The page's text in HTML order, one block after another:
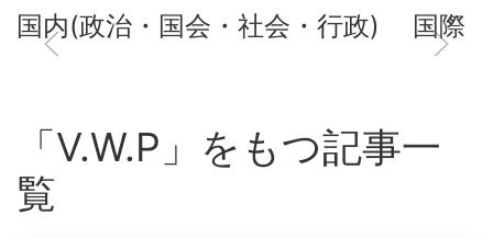
国内(政治・国会・社会・行政) 国際
「V.W.P」をもつ記事一
覧